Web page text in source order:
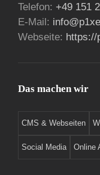
Telefon: +49 151
E-Mail:
Webseite: https://
Das machen wir
CMS & Webseiten
Social Media Online